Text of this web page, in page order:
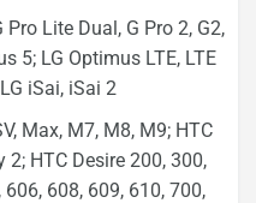
Pro Lite Dual, G Pro 2, G2,
5; LG Optimus LTE, LTE
iSai, iSai 2
Max, M7, M8, M9; HTC
HTC Desire 200, 300,
608, 609, 610, 700,